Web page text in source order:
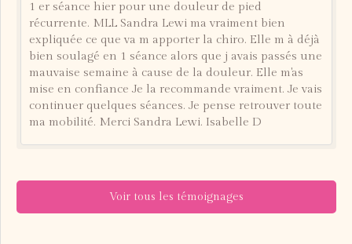
1 er séance hier pour une douleur de pied
récurrente. MLL Sandra Lewi ma vraiment bien
expliquée ce que va m apporter la chiro. Elle m à déjà
bien soulagé en 1 séance alors que j avais passés une
mauvaise semaine à cause de la douleur. Elle m'as
mise en confiance Je la recommande vraiment. Je vais
continuer quelques séances. Je pense retrouver toute
ma mobilité. Merci Sandra Lewi. Isabelle D
Voir tous les témoignages